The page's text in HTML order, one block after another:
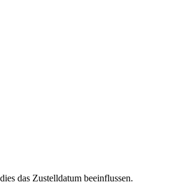
das Zustelldatum beeinflussen.